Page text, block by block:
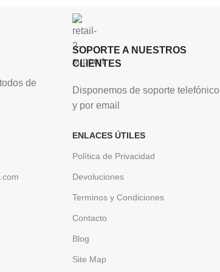
de
SOPORTE A NUESTROS
CLIENTES
Disponemos de soporte telefónico
y por email
ENLACES ÚTILES
Política de Privacidad
Devoluciones
Terminos y Condiciones
Contacto
Blog
Site Map